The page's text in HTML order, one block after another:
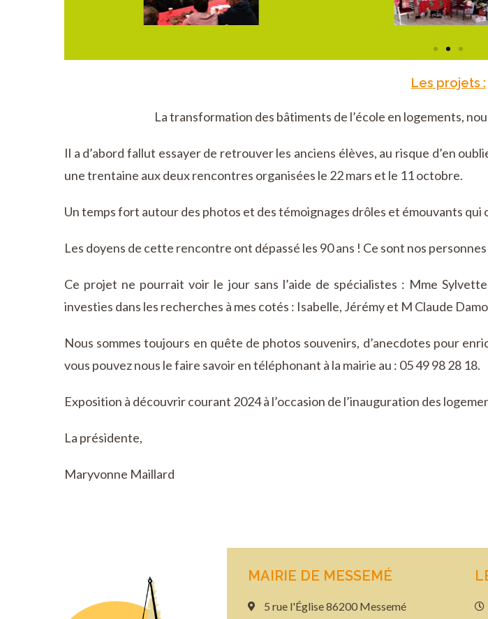
Les projets :
La transformation des bâtiments de l’école en logements,
Il a d’abord fallut essayer de retrouver les anciens élèves, au risque d’en
une trentaine aux deux rencontres organisées le 22 mars et le 11 octobre.
Un temps fort autour des photos et des témoignages drôles et émouvants
Les doyens de cette rencontre ont dépassé les 90 ans ! Ce sont nos
Ce projet ne pourrait voir le jour sans l’aide de spécialistes : Mme
investies dans les recherches à mes cotés : Isabelle, Jérémy et M Claude
Nous sommes toujours en quête de photos souvenirs, d’anecdotes pour
vous pouvez nous le faire savoir en téléphonant à la mairie au : 05 49 98 28 18.
Exposition à découvrir courant 2024 à l’occasion de l’inauguration des
La présidente,
Maryvonne Maillard
MAIRIE DE MESSEMÉ
5 rue l'Église 86200 Messemé